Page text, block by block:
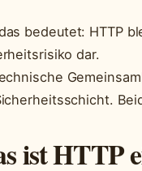
bedeutet: HTTP
dar.
ist HTTP